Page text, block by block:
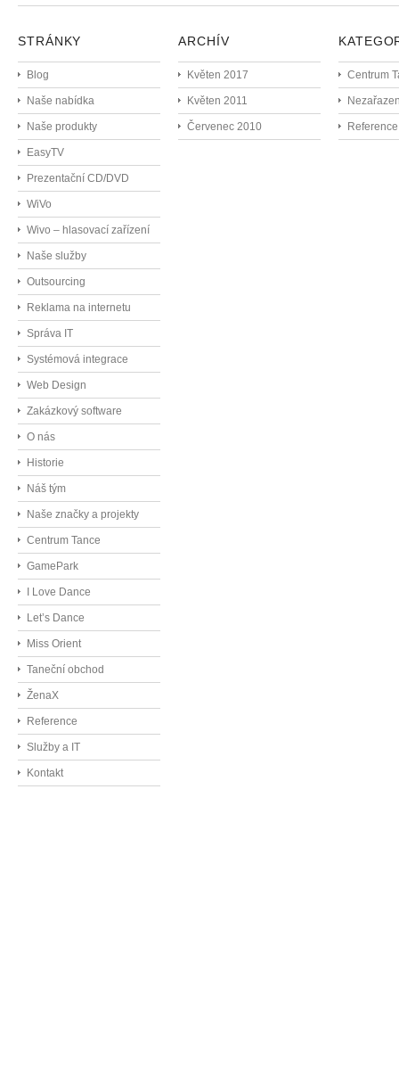
STRÁNKY
Blog
Naše nabídka
Naše produkty
EasyTV
Prezentační CD/DVD
WiVo
Wivo – hlasovací zařízení
Naše služby
Outsourcing
Reklama na internetu
Správa IT
Systémová integrace
Web Design
Zakázkový software
O nás
Historie
Náš tým
Naše značky a projekty
Centrum Tance
GamePark
I Love Dance
Let’s Dance
Miss Orient
Taneční obchod
ŽenaX
Reference
Služby a IT
Kontakt
ARCHÍV
Květen 2017
Květen 2011
Červenec 2010
Centrum